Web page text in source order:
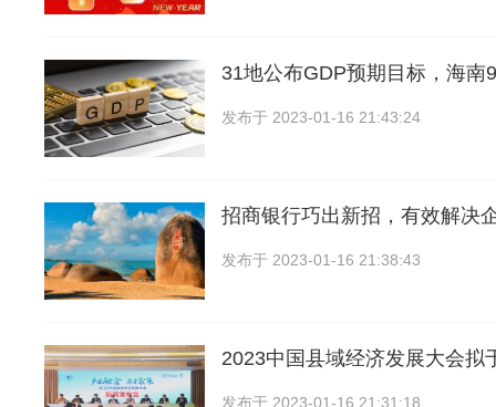
31地公布GDP预期目标，海南
发布于 2023-01-16 21:43:24
招商银行巧出新招，有效解决
发布于 2023-01-16 21:38:43
2023中国县域经济发展大会拟
发布于 2023-01-16 21:31:18